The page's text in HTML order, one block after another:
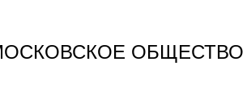
ОБЩЕСТВО